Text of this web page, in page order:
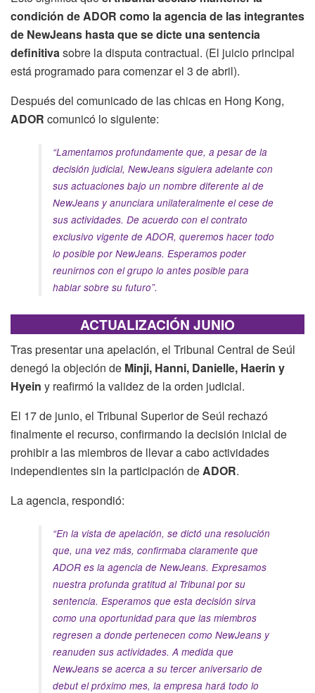
condición de ADOR como la agencia de las integrantes
de NewJeans hasta que se dicte una sentencia
definitivasobre la disputa contractual. (El juicio principal
está programado para comenzar el 3 de abril).
Después del comunicado de las chicas en Hong Kong,
ADOR comunicó lo siguiente:
“Lamentamos profundamente que, a pesar de la
decisión judicial, NewJeans siguiera adelante con
sus actuaciones bajo un nombre diferente al de
NewJeans y anunciara unilateralmente el cese de
sus actividades. De acuerdo con el contrato
exclusivo vigente de ADOR, queremos hacer todo
lo posible por NewJeans. Esperamos poder
reunirnos con el grupo lo antes posible para
hablar sobre su futuro”.
ACTUALIZACIÓN JUNIO
Tras presentar una apelación, el Tribunal Central de Seúl
denegó la objeción de Minji, Hanni, Danielle, Haerin y
Hyein y reafirmó la validez de la orden judicial.
El 17 de junio, el Tribunal Superior de Seúl rechazó
finalmente el recurso, confirmando la decisión inicial de
prohibir a las miembros de llevar a cabo actividades
independientes sin la participación deADOR.
La agencia, respondió:
“En la vista de apelación, se dictó una resolución
que, una vez más, confirmaba claramente que
ADOR es la agencia de NewJeans. Expresamos
nuestra profunda gratitud al Tribunal por su
sentencia. Esperamos que esta decisión sirva
como una oportunidad para que las miembros
regresen a donde pertenecen como NewJeans y
reanuden sus actividades. A medida que
NewJeans se acerca a su tercer aniversario de
debut el próximo mes, la empresa hará todo lo